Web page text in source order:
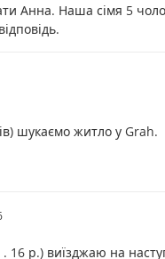
Анна. Наша сімя 5
шукаємо житло у Grah.
. 16 р.) виїзджаю на